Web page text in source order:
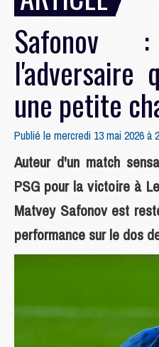
l'adversaire
une petite
Publié le mercredi 13 mai 2026 à
Auteur d'un match
PSG pour la victoire à
Matvey Safonov est
performance sur le dos